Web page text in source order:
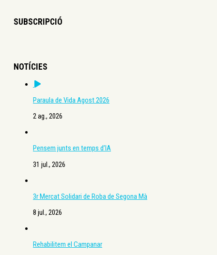
SUBSCRIPCIÓ
NOTÍCIES
Paraula de Vida Agost 2026
2 ag., 2026
Pensem junts en temps d’IA
31 jul., 2026
3r Mercat Solidari de Roba de Segona Mà
8 jul., 2026
Rehabilitem el Campanar